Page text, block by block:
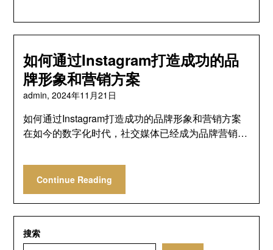
如何通过Instagram打造成功的品
牌形象和营销方案
admin,2024年11月21日
如何通过Instagram打造成功的品牌形象和营销方案
在如今的数字化时代，社交媒体已经成为品牌营销…
Continue Reading
搜索